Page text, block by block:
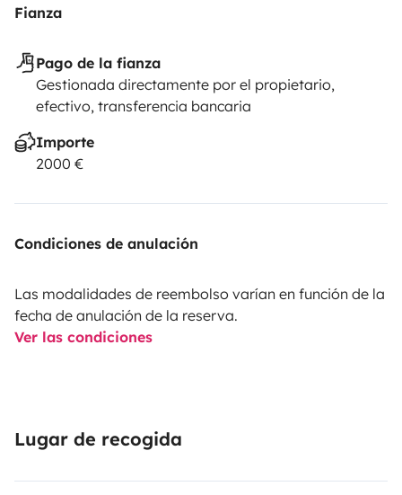
Fianza
Pago de la fianza
Gestionada directamente por el propietario,
efectivo, transferencia bancaria
Importe
2000 €
Condiciones de anulación
Las modalidades de reembolso varían en función de la
fecha de anulación de la reserva.
Ver las condiciones
Lugar de recogida